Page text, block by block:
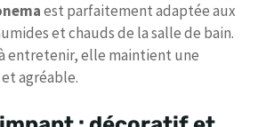
est parfaitement adaptée aux
et chauds de la salle de bain.
entretenir, elle maintient une
agréable.